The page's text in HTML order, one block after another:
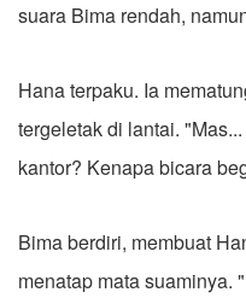
suara Bima rendah,
Hana terpaku. Ia
tergeletak di lantai.
kantor? Kenapa bicara
Bima berdiri, membuat
menatap mata suaminya.